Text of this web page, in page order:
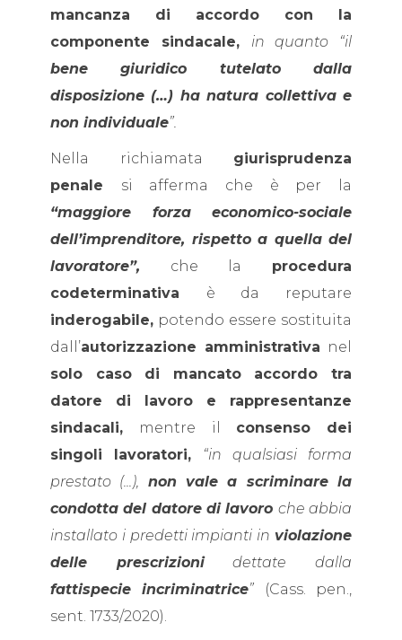
mancanza di accordo con la
componente sindacale, in quanto “il
bene giuridico tutelato dalla
disposizione (…) ha natura collettiva e
non individuale”.
Nella richiamata giurisprudenza
penale si afferma che è per la
“maggiore forza economico-sociale
dell’imprenditore, rispetto a quella del
lavoratore”,
che la procedura
codeterminativa è da reputare
inderogabile, potendo essere sostituita
dall’autorizzazione amministrativa nel
solo caso di mancato accordo tra
datore di lavoro e rappresentanze
sindacali, mentre il consenso dei
singoli lavoratori,
“in qualsiasi forma
prestato (...), non vale a scriminare la
condotta del datore di lavoro che abbia
installato i predetti impianti in violazione
delle prescrizionidettate dalla
fattispecie incriminatrice”
(Cass. pen.,
sent. 1733/2020).